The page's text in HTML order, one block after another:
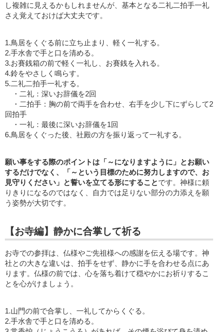
し複雑に見えるかもしれませんが、基本となる二礼二拍手一礼
さえ覚えておけば大丈夫です。
1.鳥居をくぐる前に立ち止まり、軽く一礼する。
2.手水舎で手と口を清める。
3.お賽銭箱の前で軽く一礼し、お賽銭を入れる。
4.鈴をやさしく鳴らす。
5.二礼二拍手一礼する。
・二礼：深いお辞儀を2回
・二拍手：胸の前で両手を合わせ、右手を少し下にずらして2
回拍手
・一礼：最後に深いお辞儀を1回
6.鳥居をくぐった後、社殿の方を振り返って一礼する。
願い事をする際のポイントは「～になりますように」とお願い
するだけでなく、「～という目標のために努力しますので、お
見守りください」と誓いを立てる形にすることです。神様に頼
りきりになるのではなく、自力では足りない部分の力添えを願
う姿勢が大切です。
【お寺編】静かに合掌して祈る
お寺での参拝は、仏様やご先祖様への感謝を伝える場です。神
社との大きな違いは、拍手をせず、静かに手を合わせる点にあ
ります。仏様の前では、心を落ち着けて穏やかにお祈りするこ
とを心がけましょう。
1.山門の前で合掌し、一礼してからくぐる。
2.手水舎で手と口を清める。